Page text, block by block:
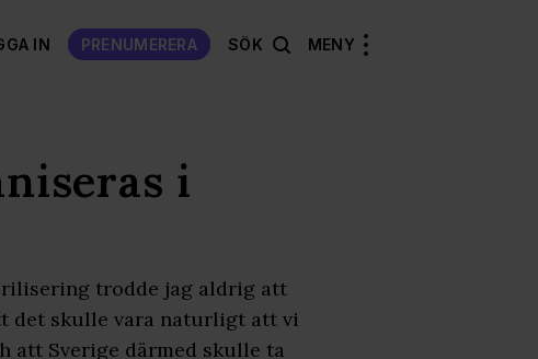
IN PRENUMERERA SÖK MENY
i
trodde jag aldrig att
det skulle vara naturligt att vi
att Sverige därmed skulle ta